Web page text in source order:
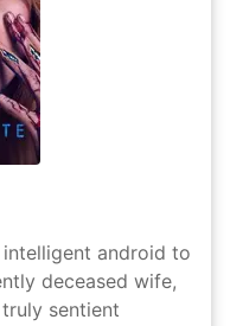
android to
deceased wife,
sentient